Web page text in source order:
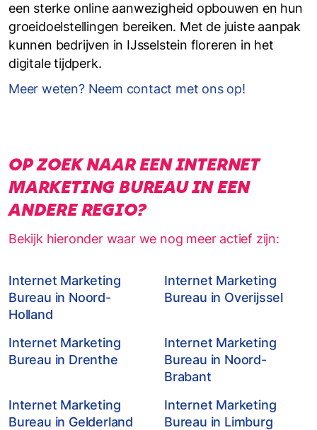
een sterke online aanwezigheid opbouwen en hun
groeidoelstellingen bereiken. Met de juiste aanpak
kunnen bedrijven in IJsselstein floreren in het
digitale tijdperk.
Meer weten? Neem contact met ons op!
OP ZOEK NAAR EEN INTERNET
MARKETING BUREAU IN EEN
ANDERE REGIO?
Bekijk hieronder waar we nog meer actief zijn:
Internet Marketing
Bureau in Noord-
Holland
Internet Marketing
Bureau in Overijssel
Internet Marketing
Bureau in Drenthe
Internet Marketing
Bureau in Noord-
Brabant
Internet Marketing
Bureau in Gelderland
Internet Marketing
Bureau in Limburg